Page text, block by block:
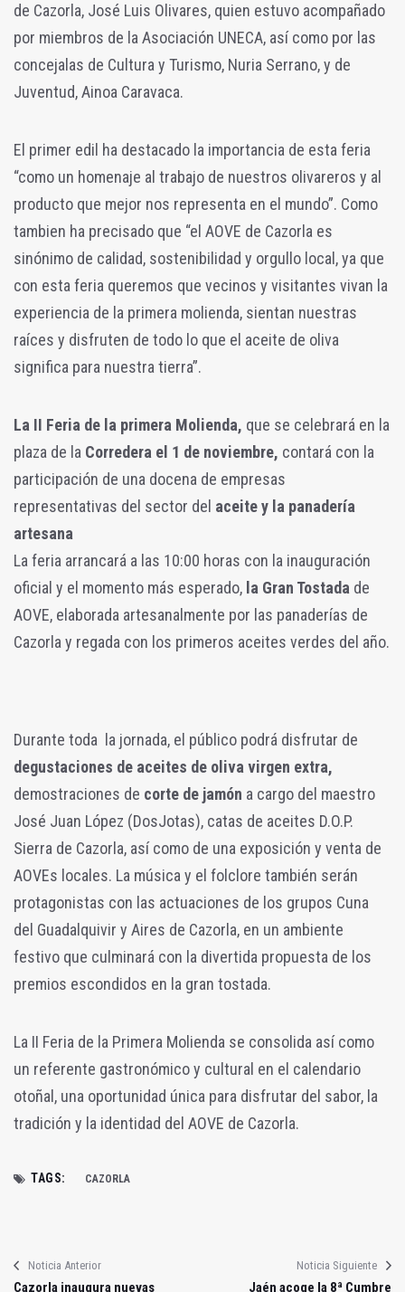
de Cazorla, José Luis Olivares, quien estuvo acompañado
por miembros de la Asociación UNECA, así como por las
concejalas de Cultura y Turismo, Nuria Serrano, y de
Juventud, Ainoa Caravaca.
El primer edil ha destacado la importancia de esta feria
“como un homenaje al trabajo de nuestros olivareros y al
producto que mejor nos representa en el mundo”. Como
tambien ha precisado que “el AOVE de Cazorla es
sinónimo de calidad, sostenibilidad y orgullo local, ya que
con esta feria queremos que vecinos y visitantes vivan la
experiencia de la primera molienda, sientan nuestras
raíces y disfruten de todo lo que el aceite de oliva
significa para nuestra tierra”.
La II Feria de la primera Molienda, que se celebrará en la
plaza de la Corredera el 1 de noviembre, contará con la
participación de una docena de empresas
representativas del sector del aceite y la panadería
artesana
La feria arrancará a las 10:00 horas con la inauguración
oficial y el momento más esperado, la Gran Tostada de
AOVE, elaborada artesanalmente por las panaderías de
Cazorla y regada con los primeros aceites verdes del año.
Durante toda la jornada, el público podrá disfrutar de
degustaciones de aceites de oliva virgen extra,
demostraciones de corte de jamón a cargo del maestro
José Juan López (DosJotas), catas de aceites D.O.P.
Sierra de Cazorla, así como de una exposición y venta de
AOVEs locales. La música y el folclore también serán
protagonistas con las actuaciones de los grupos Cuna
del Guadalquivir y Aires de Cazorla, en un ambiente
festivo que culminará con la divertida propuesta de los
premios escondidos en la gran tostada.
La II Feria de la Primera Molienda se consolida así como
un referente gastronómico y cultural en el calendario
otoñal, una oportunidad única para disfrutar del sabor, la
tradición y la identidad del AOVE de Cazorla.
TAGS: CAZORLA
Noticia Anterior
Cazorla inaugura nuevas
Noticia Siguiente
Jaén acoge la 8ª Cumbre